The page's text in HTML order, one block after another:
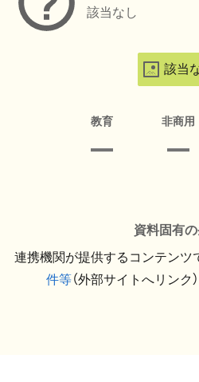
該当なし
該当
教育 非商用
資料固有
連携機関が提供するコンテンツ
件等（外部サイトへリンク